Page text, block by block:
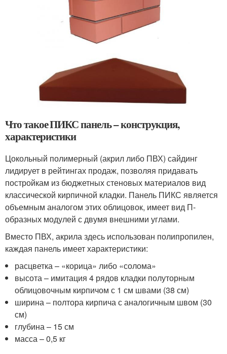
Что такое ПИКС панель – конструкция,
характеристики
Цокольный полимерный (акрил либо ПВХ) сайдинг
лидирует в рейтингах продаж, позволяя придавать
постройкам из бюджетных стеновых материалов вид
классической кирпичной кладки. Панель ПИКС является
объемным аналогом этих облицовок, имеет вид П-
образных модулей с двумя внешними углами.
Вместо ПВХ, акрила здесь использован полипропилен,
каждая панель имеет характеристики:
расцветка – «корица» либо «солома»
высота – имитация 4 рядов кладки полуторным
облицовочным кирпичом с 1 см швами (38 см)
ширина – полтора кирпича с аналогичным швом (30
см)
глубина – 15 см
масса – 0,5 кг